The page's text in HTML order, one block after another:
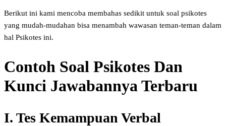
Berikut ini kami mencoba membahas sedikit untuk soal psikotes
yang mudah-mudahan bisa menambah wawasan teman-teman dalam
hal Psikotes ini.
Contoh Soal Psikotes Dan
Kunci Jawabannya Terbaru
I. Tes Kemampuan Verbal